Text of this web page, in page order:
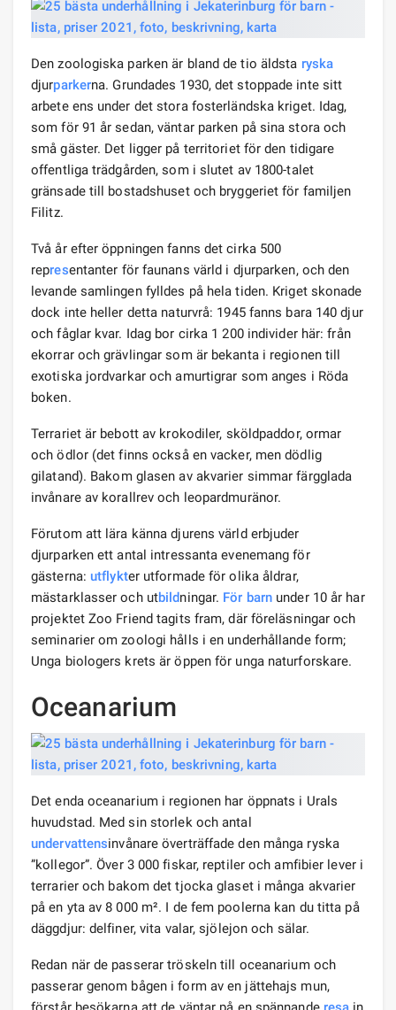
Den zoologiska parken är bland de tio äldsta ryska
djurparkerna. Grundades 1930, det stoppade inte sitt
arbete ens under det stora fosterländska kriget. Idag,
som för 91 år sedan, väntar parken på sina stora och
små gäster. Det ligger på territoriet för den tidigare
offentliga trädgården, som i slutet av 1800-talet
gränsade till bostadshuset och bryggeriet för familjen
Filitz.
Två år efter öppningen fanns det cirka 500
representanter för faunans värld i djurparken, och den
levande samlingen fylldes på hela tiden. Kriget skonade
dock inte heller detta naturvrå: 1945 fanns bara 140 djur
och fåglar kvar. Idag bor cirka 1 200 individer här: från
ekorrar och grävlingar som är bekanta i regionen till
exotiska jordvarkar och amurtigrar som anges i Röda
boken.
Terrariet är bebott av krokodiler, sköldpaddor, ormar
och ödlor (det finns också en vacker, men dödlig
gilatand). Bakom glasen av akvarier simmar färgglada
invånare av korallrev och leopardmuränor.
Förutom att lära känna djurens värld erbjuder
djurparken ett antal intressanta evenemang för
gästerna: utflykter utformade för olika åldrar,
mästarklasser och utbildningar. För barn under 10 år har
projektet Zoo Friend tagits fram, där föreläsningar och
seminarier om zoologi hålls i en underhållande form;
Unga biologers krets är öppen för unga naturforskare.
Oceanarium
Det enda oceanarium i regionen har öppnats i Urals
huvudstad. Med sin storlek och antal
undervattensinvånare överträffade den många ryska
”kollegor”. Över 3 000 fiskar, reptiler och amfibier lever i
terrarier och bakom det tjocka glaset i många akvarier
på en yta av 8 000 m². I de fem poolerna kan du titta på
däggdjur: delfiner, vita valar, sjölejon och sälar.
Redan när de passerar tröskeln till oceanarium och
passerar genom bågen i form av en jättehajs mun,